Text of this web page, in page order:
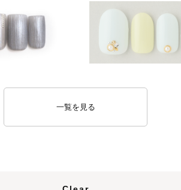
一覧を見る